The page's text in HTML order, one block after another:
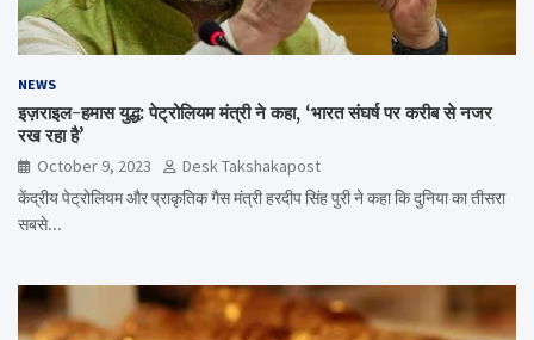
NEWS
इज़राइल-हमास युद्ध: पेट्रोलियम मंत्री ने कहा, ‘भारत संघर्ष पर करीब से नजर
रख रहा है’
October 9, 2023
Desk Takshakapost
केंद्रीय पेट्रोलियम और प्राकृतिक गैस मंत्री हरदीप सिंह पुरी ने कहा कि दुनिया का तीसरा
सबसे…